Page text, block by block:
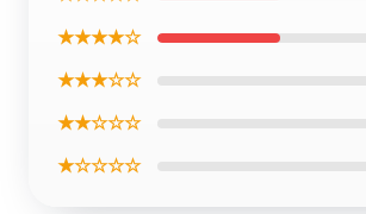
★★★★☆
★★★☆☆
★★☆☆☆
★☆☆☆☆